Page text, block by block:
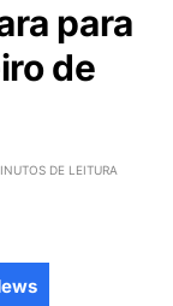
para
de
DE LEITURA